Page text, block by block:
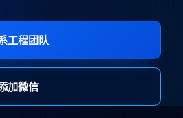
工程团队
加微信